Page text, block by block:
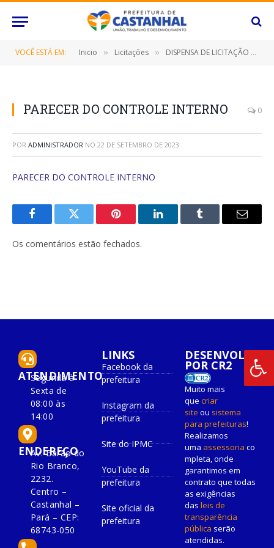
VOCÊ ESTÁ EM: Inicio » Licitações » DISPENSA DE LICITAÇÃO Nº 025/2023 (Locação do imóvel de propriedade do locador, localizado na Travessa Francisco caldeira castelo branco, n°753, são braz na cidade de Belém/PA destinado ao funcionamento da Casa do Estudante no Município de Belém/PA)
PARECER DO CONTROLE INTERNO 0
POR ADMINISTRADOR NO 22 DE SETEMBRO DE 2023
PARECER DO CONTROLE INTERNO
FacebookTwitter Pinterest O
Tumblr
E-
Os comentários estão fechados.
ATENDIMENTO
Segunda à
Sexta de
08:00 às
14:00
ENDEREÇO
Av. Barão do
Rio Branco,
2232.
Centro –
Castanhal –
Pará – CEP:
68743-050
LINKS
Facebook da
prefeitura
Instagram da
prefeitura
Site do IPMC
YouTube da
prefeitura
Site oficial da
prefeitura
DESENVOLVIDO
POR CR2
Muito mais
que criar
site ou sistema
para prefeituras!
Realizamos
uma assessoria co
mpleta, onde
garantimos em
contrato que todas
as exigências
das leis de
transparência
pública serão
atendidas.